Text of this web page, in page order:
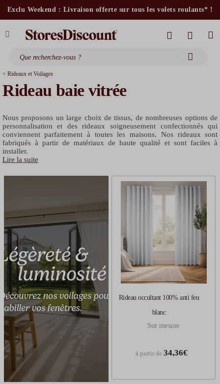
Exclu Weekend : Livraison offerte sur tous les volets roulants* !
stores bannes standards
moustiquaires
< Rideaux et Voilages
Rideau baie vitrée
Nous proposons un large choix de tissus, de nombreuses options de
personnalisation et des rideaux soigneusement confectionnés qui
conviennent parfaitement à toutes les maisons. Nos rideaux sont
fabriqués à partir de matériaux de haute qualité et sont faciles à
installer.
Lire la suite
Rideau occultant 100% anti feu
blanc
Sur mesure
à partir de 34,36€